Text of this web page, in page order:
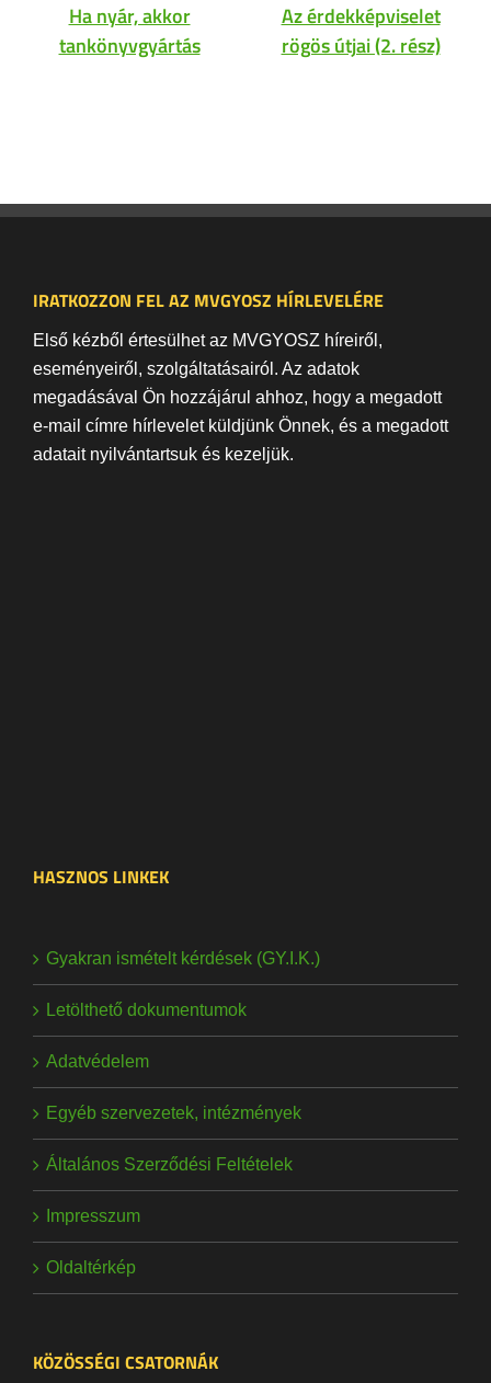
Ha nyár, akkor
tankönyvgyártás
Az érdekképviselet
rögös útjai (2. rész)
IRATKOZZON FEL AZ MVGYOSZ HÍRLEVELÉRE
Első kézből értesülhet az MVGYOSZ híreiről,
eseményeiről, szolgáltatásairól. Az adatok
megadásával Ön hozzájárul ahhoz, hogy a megadott
e-mail címre hírlevelet küldjünk Önnek, és a megadott
adatait nyilvántartsuk és kezeljük.
HASZNOS LINKEK
Gyakran ismételt kérdések (GY.I.K.)
Letölthető dokumentumok
Adatvédelem
Egyéb szervezetek, intézmények
Általános Szerződési Feltételek
Impresszum
Oldaltérkép
KÖZÖSSÉGI CSATORNÁK